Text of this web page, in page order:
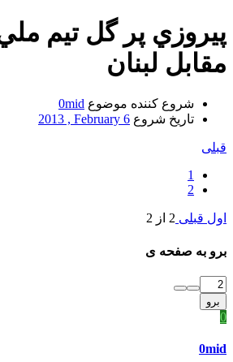
پيروزي پر گل تيم
مقابل لبنان
شروع کننده موضوع 0mid
تاریخ شروع 2013 , February 6
قبلی
1
2
اول قبلی 2 از 2
برو به صفحه ی
برو
0
0mid